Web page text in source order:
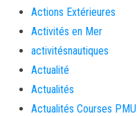
Actions Extérieures
Activités en Mer
activitésnautiques
Actualité
Actualités
Actualités Courses PMU